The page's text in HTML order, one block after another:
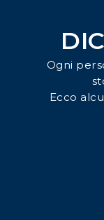
Ogni
Ecco